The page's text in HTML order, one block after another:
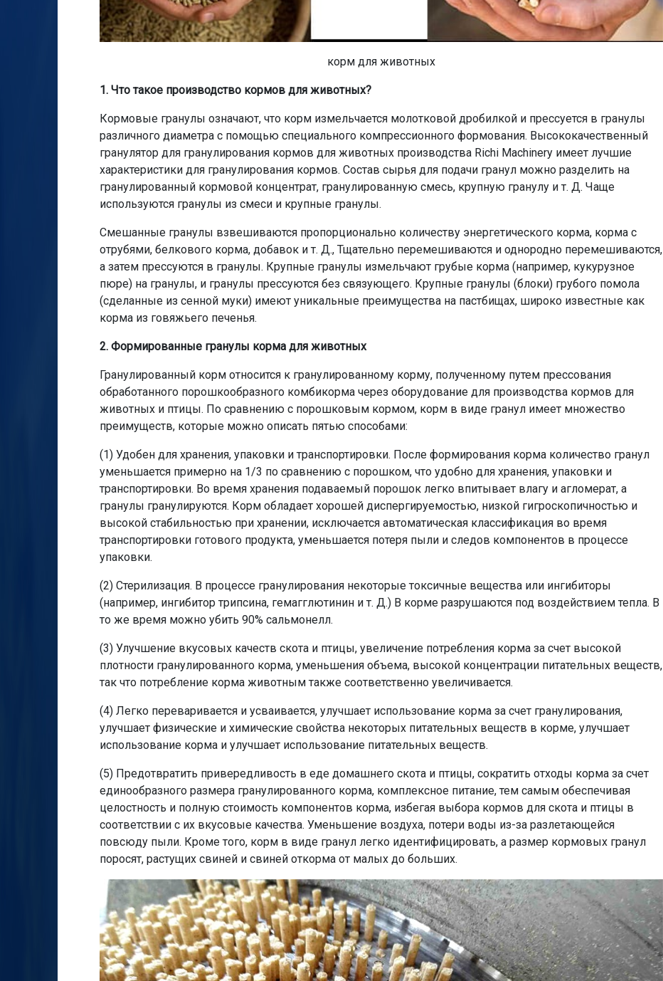
корм для животных
1. Что такое производство кормов для животных?
Кормовые гранулы означают, что корм измельчается молотковой дробилкой и прессуется в гранулы
различного диаметра с помощью специального компрессионного формования. Высококачественный
гранулятор для гранулирования кормов для животных производства Richi Machinery имеет лучшие
характеристики для гранулирования кормов. Состав сырья для подачи гранул можно разделить на
гранулированный кормовой концентрат, гранулированную смесь, крупную гранулу и т. Д. Чаще
используются гранулы из смеси и крупные гранулы.
Смешанные гранулы взвешиваются пропорционально количеству энергетического корма, корма с
отрубями, белкового корма, добавок и т. Д., Тщательно перемешиваются и однородно перемешиваются,
а затем прессуются в гранулы. Крупные гранулы измельчают грубые корма (например, кукурузное
пюре) на гранулы, и гранулы прессуются без связующего. Крупные гранулы (блоки) грубого помола
(сделанные из сенной муки) имеют уникальные преимущества на пастбищах, широко известные как
корма из говяжьего печенья.
2. Формированные гранулы корма для животных
Гранулированный корм относится к гранулированному корму, полученному путем прессования
обработанного порошкообразного комбикорма через оборудование для производства кормов для
животных и птицы. По сравнению с порошковым кормом, корм в виде гранул имеет множество
преимуществ, которые можно описать пятью способами:
(1) Удобен для хранения, упаковки и транспортировки. После формирования корма количество гранул
уменьшается примерно на 1/3 по сравнению с порошком, что удобно для хранения, упаковки и
транспортировки. Во время хранения подаваемый порошок легко впитывает влагу и агломерат, а
гранулы гранулируются. Корм обладает хорошей диспергируемостью, низкой гигроскопичностью и
высокой стабильностью при хранении, исключается автоматическая классификация во время
транспортировки готового продукта, уменьшается потеря пыли и следов компонентов в процессе
упаковки.
(2) Стерилизация. В процессе гранулирования некоторые токсичные вещества или ингибиторы
(например, ингибитор трипсина, гемагглютинин и т. Д.) В корме разрушаются под воздействием тепла. В
то же время можно убить 90% сальмонелл.
(3) Улучшение вкусовых качеств скота и птицы, увеличение потребления корма за счет высокой
плотности гранулированного корма, уменьшения объема, высокой концентрации питательных веществ,
так что потребление корма животным также соответственно увеличивается.
(4) Легко переваривается и усваивается, улучшает использование корма за счет гранулирования,
улучшает физические и химические свойства некоторых питательных веществ в корме, улучшает
использование корма и улучшает использование питательных веществ.
(5) Предотвратить привередливость в еде домашнего скота и птицы, сократить отходы корма за счет
единообразного размера гранулированного корма, комплексное питание, тем самым обеспечивая
целостность и полную стоимость компонентов корма, избегая выбора кормов для скота и птицы в
соответствии с их вкусовые качества. Уменьшение воздуха, потери воды из-за разлетающейся
повсюду пыли. Кроме того, корм в виде гранул легко идентифицировать, а размер кормовых гранул
поросят, растущих свиней и свиней откорма от малых до больших.